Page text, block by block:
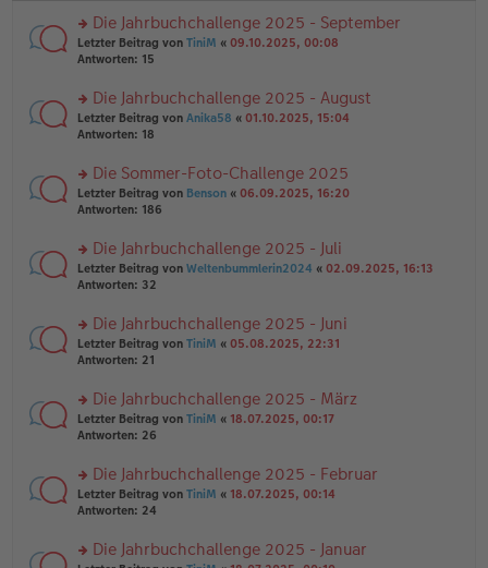
1
v
o
n
1
rs
te
n
g
el
e
n
er
tr
a
g
Die Jahrbuchchallenge 2025 - September
Letzter Beitrag von TiniM « 09.10.2025, 00:08
Antworten: 15
rs
te
n
g
el
e
n
er
tr
a
g
Die Jahrbuchchallenge 2025 - August
Letzter Beitrag von Anika58 « 01.10.2025, 15:04
Antworten: 18
rs
te
n
g
el
e
n
er
tr
a
g
Die Sommer-Foto-Challenge 2025
Letzter Beitrag von Benson « 06.09.2025, 16:20
Antworten: 186
rs
te
n
g
el
e
n
er
tr
a
g
Die Jahrbuchchallenge 2025 - Juli
Letzter Beitrag von Weltenbummlerin2024 « 02.09.2025, 16:13
Antworten: 32
rs
te
n
g
el
e
n
er
tr
Die Jahrbuchchallenge 2025 - Juni
Letzter Beitrag von TiniM « 05.08.2025, 22:31
Antworten: 21
rs
te
n
g
el
e
Die Jahrbuchchallenge 2025 - März
Letzter Beitrag von TiniM « 18.07.2025, 00:17
Antworten: 26
rs
te
n
Die Jahrbuchchallenge 2025 - Februar
Letzter Beitrag von TiniM « 18.07.2025, 00:14
Antworten: 24
Die Jahrbuchchallenge 2025 - Januar